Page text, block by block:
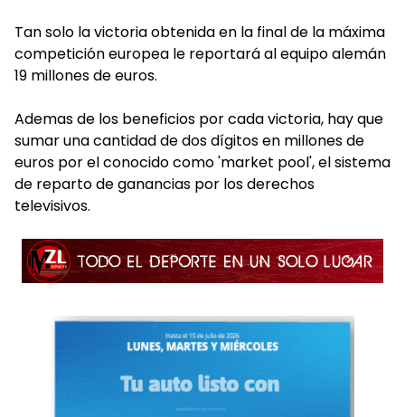
Tan solo la victoria obtenida en la final de la máxima
competición europea le reportará al equipo alemán
19 millones de euros.
Ademas de los beneficios por cada victoria, hay que
sumar una cantidad de dos dígitos en millones de
euros por el conocido como 'market pool', el sistema
de reparto de ganancias por los derechos
televisivos.